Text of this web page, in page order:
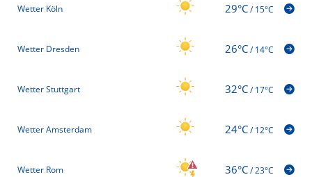
Wetter Köln 29°C/15°C
Wetter Dresden 26°C/14°C
Wetter Stuttgart 32°C/17°C
Wetter Amsterdam 24°C/12°C
Wetter Rom 36°C/23°C